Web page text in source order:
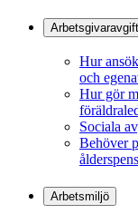
Hur
och
Hur gör
Sociala
Behöver
Arbetsmiljö